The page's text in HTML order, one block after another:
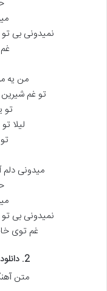
نمیدونی بی
من یه
تو غم
تو
لیلا
میدونی دلم
نمیدونی بی
غم توی
2. دانلود آهنگ احمد سلو به نام دل
متن